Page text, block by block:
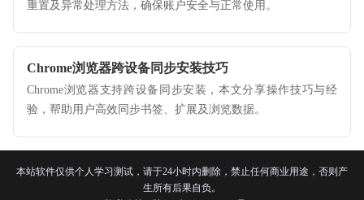
重置及异常处理方法，确保账户安全与正常使用。
Chrome浏览器跨设备同步安装技巧
Chrome浏览器支持跨设备同步安装，本文分享操作技巧与经
验，帮助用户高效同步书签、扩展及浏览数据。
本站软件仅供个人学习测试，请于24小时内删除，禁止任何商业用途，否则产
生所有后果自负。